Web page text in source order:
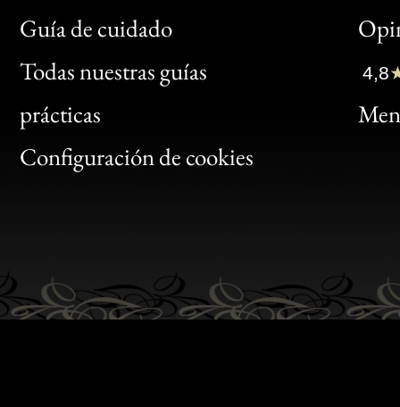
Guía de cuidado
Todas nuestras guías
prácticas
Configuración de cookies
Bon
Clic
Bon
4,8